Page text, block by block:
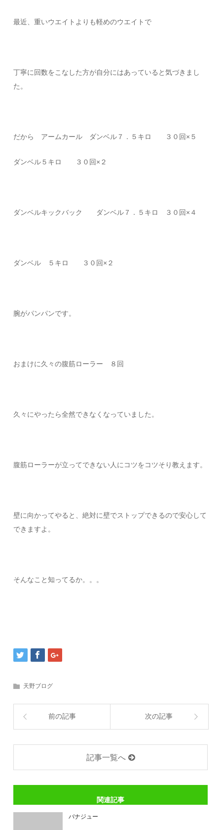
最近、重いウエイトよりも軽めのウエイトで
丁寧に回数をこなした方が自分にはあっていると気づきまし
た。
だから アームカール ダンベル７．５キロ ３０回×５
ダンベル５キロ ３０回×２
ダンベルキックバック ダンベル７．５キロ ３０回×４
ダンベル ５キロ ３０回×２
腕がパンパンです。
おまけに久々の腹筋ローラー ８回
久々にやったら全然できなくなっていました。
腹筋ローラーが立ってできない人にコツをコツそり教えます。
壁に向かってやると、絶対に壁でストップできるので安心して
できますよ。
そんなこと知ってるか。。。
天野ブログ
前の記事 次の記事
記事一覧へ
関連記事
バナジュー